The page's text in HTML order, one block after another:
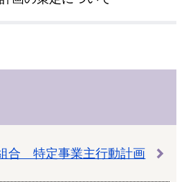
合 特定事業主行動計画